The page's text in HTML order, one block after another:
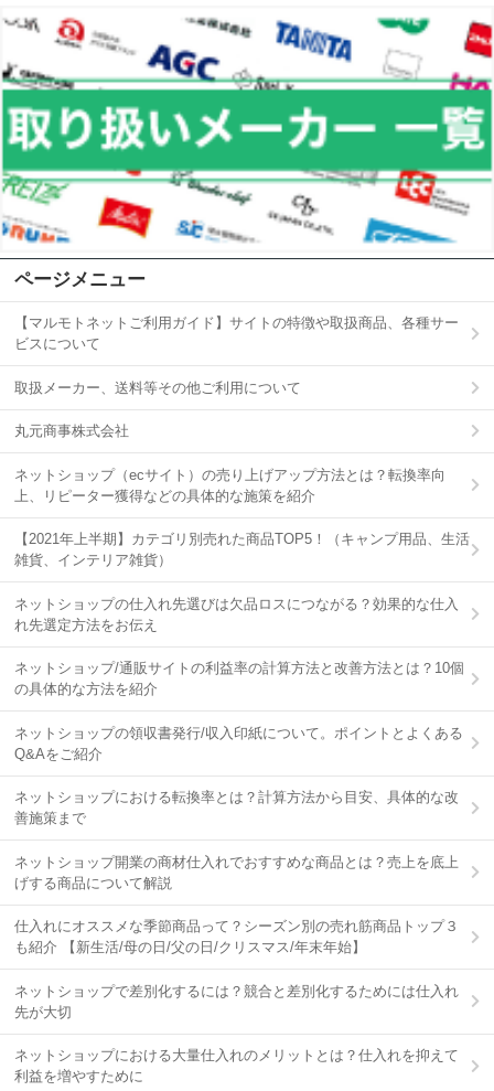
ページメニュー
【マルモトネットご利用ガイド】サイトの特徴や取扱商品、各種サー
ビスについて
取扱メーカー、送料等その他ご利用について
丸元商事株式会社
ネットショップ（ecサイト）の売り上げアップ方法とは？転換率向
上、リピーター獲得などの具体的な施策を紹介
【2021年上半期】カテゴリ別売れた商品TOP5！（キャンプ用品、生活
雑貨、インテリア雑貨）
ネットショップの仕入れ先選びは欠品ロスにつながる？効果的な仕入
れ先選定方法をお伝え
ネットショップ/通販サイトの利益率の計算方法と改善方法とは？10個
の具体的な方法を紹介
ネットショップの領収書発行/収入印紙について。ポイントとよくある
Q&Aをご紹介
ネットショップにおける転換率とは？計算方法から目安、具体的な改
善施策まで
ネットショップ開業の商材仕入れでおすすめな商品とは？売上を底上
げする商品について解説
仕入れにオススメな季節商品って？シーズン別の売れ筋商品トップ３
も紹介 【新生活/母の日/父の日/クリスマス/年末年始】
ネットショップで差別化するには？競合と差別化するためには仕入れ
先が大切
ネットショップにおける大量仕入れのメリットとは？仕入れを抑えて
利益を増やすために